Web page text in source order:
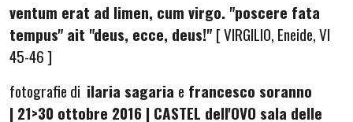
ventum erat ad limen, cum virgo. "poscere fata
tempus" ait "deus, ecce, deus!" [ VIRGILIO, Eneide, VI
45-46 ]
fotografie di ilaria sagaria e francesco soranno
| 21>30 ottobre 2016 | CASTEL dell'OVO sala delle